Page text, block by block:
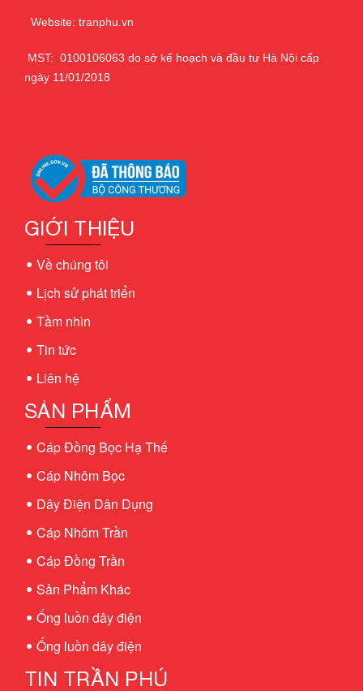
Website: tranphu.vn
MST: 0100106063 do sở kế hoạch và đầu tư Hà Nội cấp
ngày 11/01/2018
GIỚI THIỆU
Về chúng tôi
Lịch sử phát triển
Tầm nhìn
Tin tức
Liên hệ
SẢN PHẨM
Cáp Đồng Bọc Hạ Thế
Cáp Nhôm Bọc
Dây Điện Dân Dụng
Cáp Nhôm Trần
Cáp Đồng Trần
Sản Phẩm Khác
Ống luồn dây điện
Ống luồn dây điện
TIN TRẦN PHÚ